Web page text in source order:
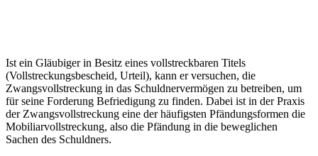
Ist ein Gläubiger in Besitz eines vollstreckbaren Titels
(Vollstreckungsbescheid, Urteil), kann er versuchen, die
Zwangsvollstreckung in das Schuldnervermögen zu betreiben, um
für seine Forderung Befriedigung zu finden. Dabei ist in der Praxis
der Zwangsvollstreckung eine der häufigsten Pfändungsformen die
Mobiliarvollstreckung, also die Pfändung in die beweglichen
Sachen des Schuldners.